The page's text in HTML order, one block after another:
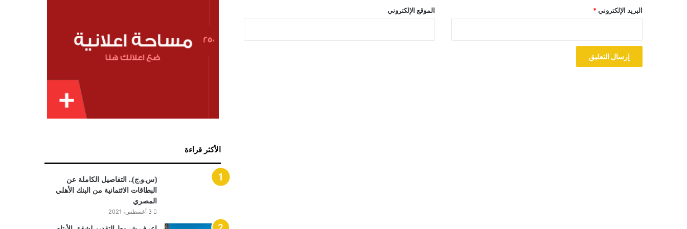
البريد الإلكتروني * الموقع الإلكتروني
الأكثر قراءة
(س.و.ج).. التفاصيل الكاملة عن
البطاقات الائتمانية من البنك الأهلي
المصري
3 أغسطس، 2021